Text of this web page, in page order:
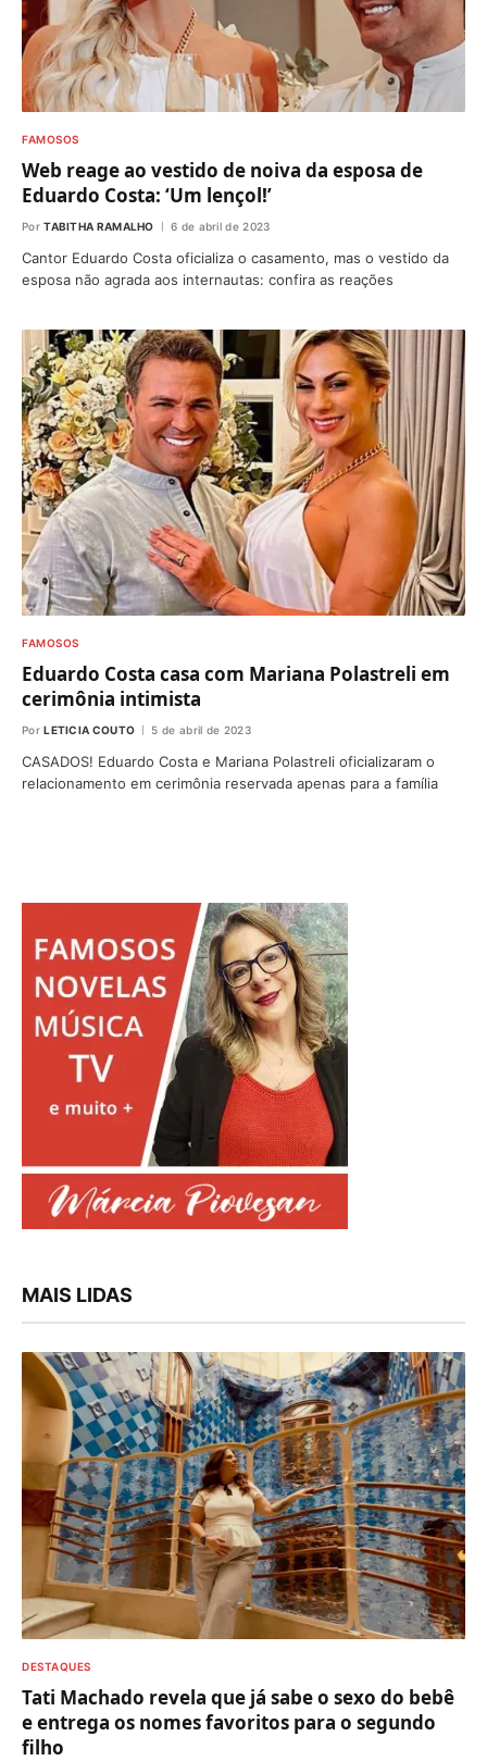
FAMOSOS
Web reage ao vestido de noiva da esposa de
Eduardo Costa: ‘Um lençol!’
Por TABITHA RAMALHO 6 de abril de 2023
Cantor Eduardo Costa oficializa o casamento, mas o vestido da
esposa não agrada aos internautas: confira as reações
FAMOSOS
Eduardo Costa casa com Mariana Polastreli em
cerimônia intimista
Por LETICIA COUTO 5 de abril de 2023
CASADOS! Eduardo Costa e Mariana Polastreli oficializaram o
relacionamento em cerimônia reservada apenas para a família
MAIS LIDAS
DESTAQUES
Tati Machado revela que já sabe o sexo do bebê
e entrega os nomes favoritos para o segundo
filho